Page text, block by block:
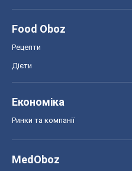
Food Oboz
Рецепти
Дієти
Економіка
Ринки та компанії
MedOboz